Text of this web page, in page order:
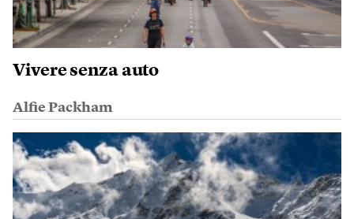
Vivere senza auto
Alfie Packham